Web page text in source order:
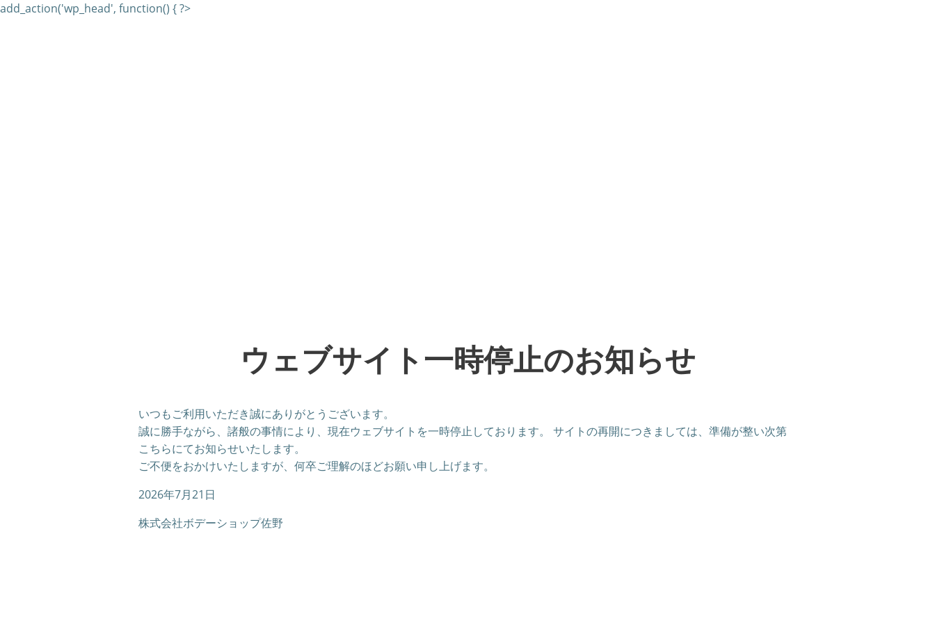
add_action('wp_head', function() { ?>
ウェブサイト一時停止のお知らせ
いつもご利用いただき誠にありがとうございます。
誠に勝手ながら、諸般の事情により、現在ウェブサイトを一時停止しております。 サイトの再開につきましては、準備が整い次第
こちらにてお知らせいたします。
ご不便をおかけいたしますが、何卒ご理解のほどお願い申し上げます。
2026年7月21日
株式会社ボデーショップ佐野